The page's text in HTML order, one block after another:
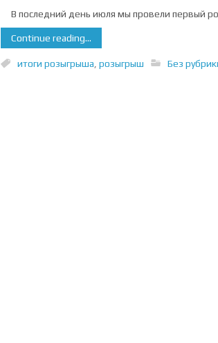
В последний день июля мы провели первый
Continue reading...
итоги розыгрыша розыгрыш Без